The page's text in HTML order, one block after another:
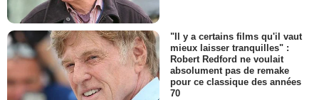
"Il y a certains films qu'il vaut
mieux laisser tranquilles" :
Robert Redford ne voulait
absolument pas de remake
pour ce classique des années
70